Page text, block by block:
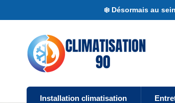
❄️ Désormais au
Installation climatisation